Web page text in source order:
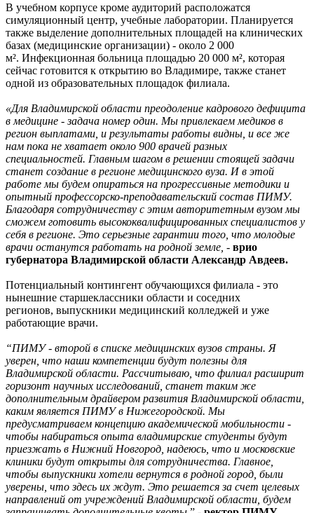
В учебном корпусе кроме аудиторий расположатся
симуляционный центр, учебные лаборатории. Планируется
также выделение дополнительных площадей на клинических
базах (медицинские организации) - около 2 000
м². Инфекционная больница площадью 20 000 м², которая
сейчас готовится к открытию во Владимире, также станет
одной из образовательных площадок филиала.
«Для Владимирской области преодоление кадрового дефицита
в медицине - задача номер один. Мы привлекаем медиков в
регион выплатами, и результаты работы видны, и все же
нам пока не хватает около 900 врачей разных
специальностей. Главным шагом в решении стоящей задачи
станет создание в регионе медицинского вуза. И в этой
работе мы будем опираться на прогрессивные методики и
опытный профессорско-преподавательский состав ПИМУ.
Благодаря сотрудничеству с этим авторитетным вузом мы
сможем готовить высококвалифицированных специалистов у
себя в регионе. Это серьезные гарантии того, что молодые
врачи останутся работать на родной земле, - врио
губернатора Владимирской области Александр Авдеев.
Потенциальный контингент обучающихся филиала - это
нынешние старшеклассники области и соседних
регионов, выпускники медицинский колледжей и уже
работающие врачи.
“ПИМУ - второй в списке медицинских вузов страны. Я
уверен, что наши компетенции будут полезны для
Владимирской области. Рассчитываю, что филиал расширит
горизонт научных исследований, станет таким же
дополнительным драйвером развития Владимирской области,
каким является ПИМУ в Нижегородской. Мы
предусматриваем концепцию академической мобильности -
чтобы набираться опыта владимирские студенты будут
приезжать в Нижний Новгород, надеюсь, что и московские
клиники будут открыты для сотрудничества. Главное,
чтобы выпускники хотели вернутся в родной город, были
уверены, что здесь их ждут. Это решается за счет целевых
направлений от учреждений Владимирской области, будем